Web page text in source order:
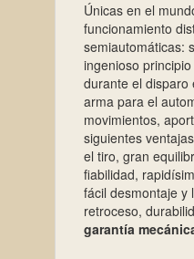
Únicas en el
funcionamiento
semiautomáticas:
ingenioso
durante el disparo
arma para el
movimientos,
siguientes
el tiro, gran
fiabilidad,
fácil desmontaje y
retroceso,
garantía